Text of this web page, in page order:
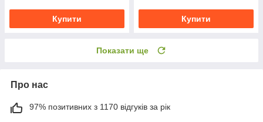
Купити Купити
Показати ще
Про нас
97% позитивних з 1170 відгуків за рік